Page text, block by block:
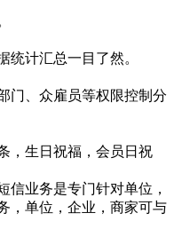
统计汇总一目了然。
门、众雇员等权限控制分
，生日祝福，会员日祝
信业务是专门针对单位，
，单位，企业，商家可与